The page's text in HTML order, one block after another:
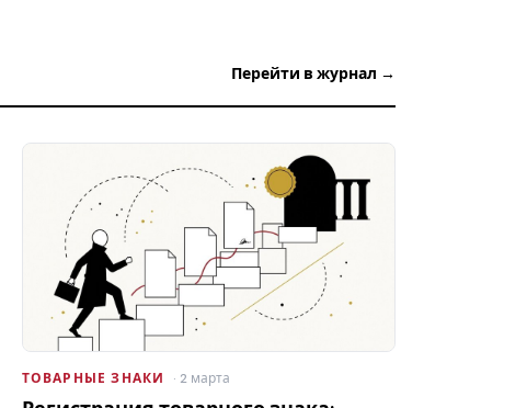
Перейти в журнал →
ТОВАРНЫЕ ЗНАКИ · 2 марта